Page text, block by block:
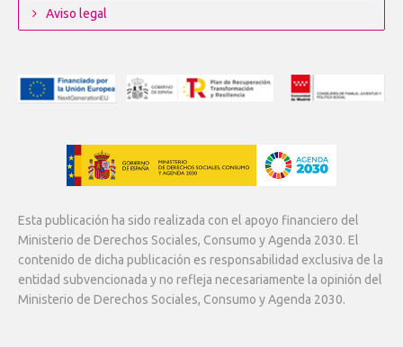
Aviso legal
Esta publicación ha sido realizada con el apoyo financiero del
Ministerio de Derechos Sociales, Consumo y Agenda 2030. El
contenido de dicha publicación es responsabilidad exclusiva de la
entidad subvencionada y no refleja necesariamente la opinión del
Ministerio de Derechos Sociales, Consumo y Agenda 2030.